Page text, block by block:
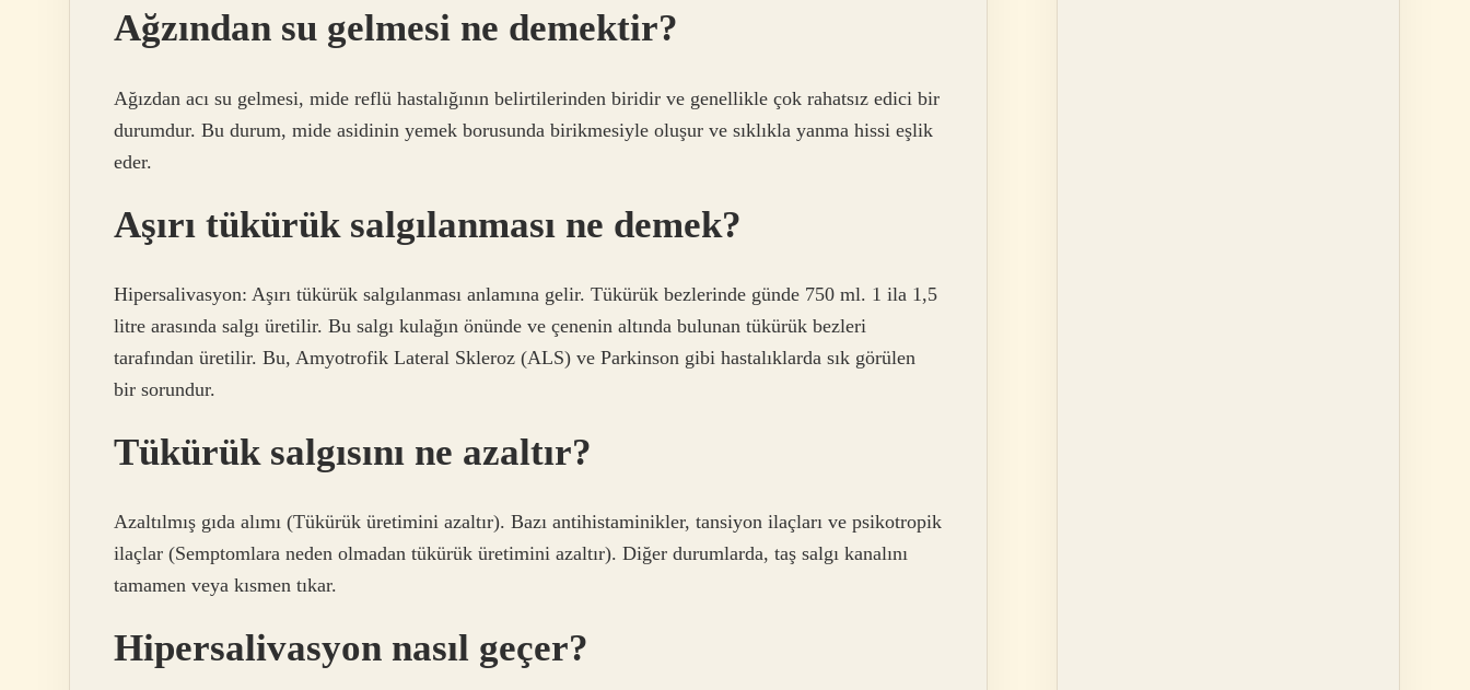
Ağzından su gelmesi ne demektir?
Ağızdan acı su gelmesi, mide reflü hastalığının belirtilerinden biridir ve genellikle çok rahatsız edici bir
durumdur. Bu durum, mide asidinin yemek borusunda birikmesiyle oluşur ve sıklıkla yanma hissi eşlik
eder.
Aşırı tükürük salgılanması ne demek?
Hipersalivasyon: Aşırı tükürük salgılanması anlamına gelir. Tükürük bezlerinde günde 750 ml. 1 ila 1,5
litre arasında salgı üretilir. Bu salgı kulağın önünde ve çenenin altında bulunan tükürük bezleri
tarafından üretilir. Bu, Amyotrofik Lateral Skleroz (ALS) ve Parkinson gibi hastalıklarda sık görülen
bir sorundur.
Tükürük salgısını ne azaltır?
Azaltılmış gıda alımı (Tükürük üretimini azaltır). Bazı antihistaminikler, tansiyon ilaçları ve psikotropik
ilaçlar (Semptomlara neden olmadan tükürük üretimini azaltır). Diğer durumlarda, taş salgı kanalını
tamamen veya kısmen tıkar.
Hipersalivasyon nasıl geçer?